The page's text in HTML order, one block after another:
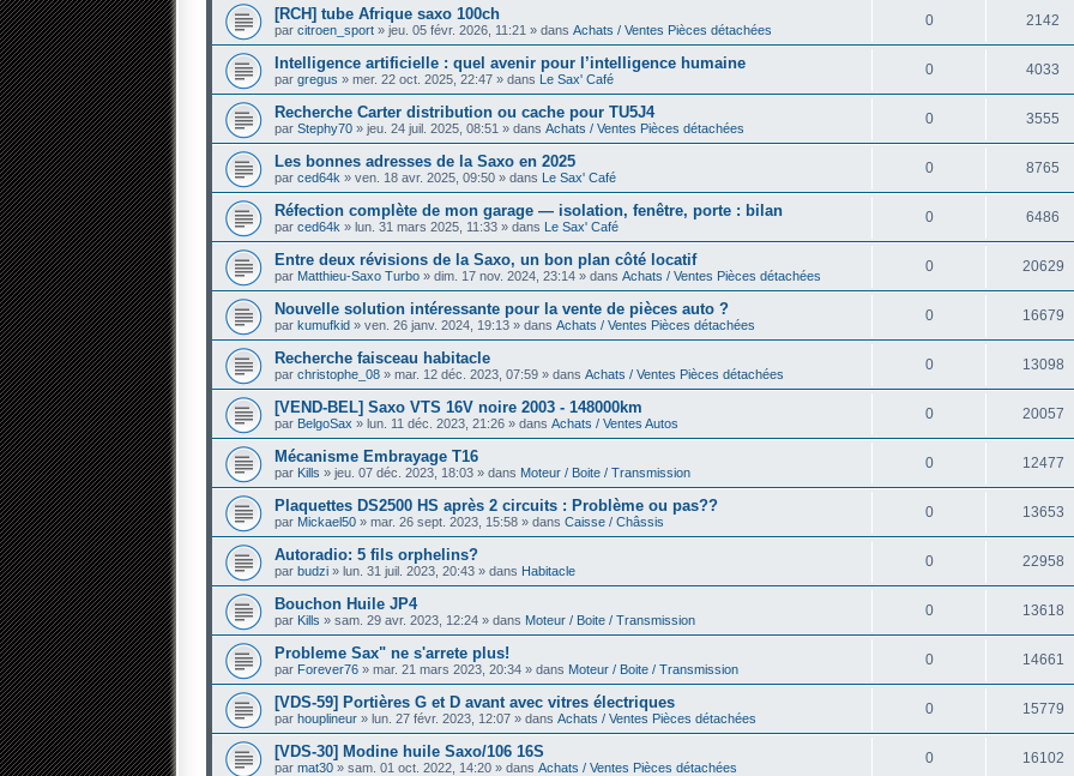
[RCH] tube Afrique saxo 100ch
par citroen_sport » jeu. 05 févr. 2026, 11:21 » dans Achats / Ventes Pièces détachées
0 2142
Intelligence artificielle : quel avenir pour l’intelligence humaine
par gregus » mer. 22 oct. 2025, 22:47 » dans Le Sax' Café
0 4033
Recherche Carter distribution ou cache pour TU5J4
par Stephy70 » jeu. 24 juil. 2025, 08:51 » dans Achats / Ventes Pièces détachées
0 3555
Les bonnes adresses de la Saxo en 2025
par ced64k » ven. 18 avr. 2025, 09:50 » dans Le Sax' Café
0 8765
Réfection complète de mon garage — isolation, fenêtre, porte : bilan
par ced64k » lun. 31 mars 2025, 11:33 » dans Le Sax' Café
0 6486
Entre deux révisions de la Saxo, un bon plan côté locatif
par Matthieu-Saxo Turbo » dim. 17 nov. 2024, 23:14 » dans Achats / Ventes Pièces détachées
0 20629
Nouvelle solution intéressante pour la vente de pièces auto ?
par kumufkid » ven. 26 janv. 2024, 19:13 » dans Achats / Ventes Pièces détachées
0 16679
Recherche faisceau habitacle
par christophe_08 » mar. 12 déc. 2023, 07:59 » dans Achats / Ventes Pièces détachées
0 13098
[VEND-BEL] Saxo VTS 16V noire 2003 - 148000km
par BelgoSax » lun. 11 déc. 2023, 21:26 » dans Achats / Ventes Autos
0 20057
Mécanisme Embrayage T16
par Kills » jeu. 07 déc. 2023, 18:03 » dans Moteur / Boite / Transmission
0 12477
Plaquettes DS2500 HS après 2 circuits : Problème ou pas??
par Mickael50 » mar. 26 sept. 2023, 15:58 » dans Caisse / Châssis
0 13653
Autoradio: 5 fils orphelins?
par budzi » lun. 31 juil. 2023, 20:43 » dans Habitacle
0 22958
Bouchon Huile JP4
par Kills » sam. 29 avr. 2023, 12:24 » dans Moteur / Boite / Transmission
0 13618
Probleme Sax" ne s'arrete plus!
par Forever76 » mar. 21 mars 2023, 20:34 » dans Moteur / Boite / Transmission
0 14661
[VDS-59] Portières G et D avant avec vitres électriques
par houplineur » lun. 27 févr. 2023, 12:07 » dans Achats / Ventes Pièces détachées
0 15779
[VDS-30] Modine huile Saxo/106 16S
par mat30 » sam. 01 oct. 2022, 14:20 » dans Achats / Ventes Pièces détachées
0 16102